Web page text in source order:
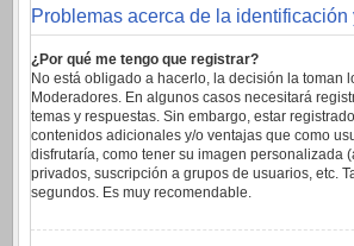
Problemas acerca de la identificación
¿Por qué me tengo que registrar?
No está obligado a hacerlo, la decisión la toman
Moderadores. En algunos casos necesitará
temas y respuestas. Sin embargo, estar
contenidos adicionales y/o ventajas que como
disfrutaría, como tener su imagen personalizada
privados, suscripción a grupos de usuarios, etc.
segundos. Es muy recomendable.